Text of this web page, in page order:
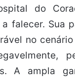
do
falecer. Sua
no
A ampla